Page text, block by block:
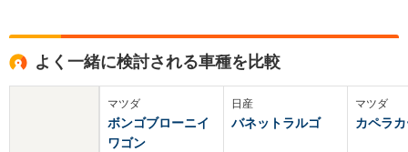
よく一緒に検討される車種を比較
マツダ
ボンゴブローニイ
ワゴン
日産
バネットラルゴ
マツダ
カペラ